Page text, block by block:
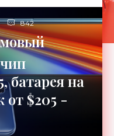
842
батарея на
от $205 -